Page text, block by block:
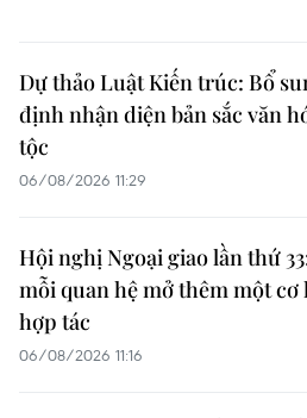
Dự thảo Luật Kiến trúc: Bổ
định nhận diện bản sắc văn
tộc
06/08/2026 11:29
Hội nghị Ngoại giao lần thứ
mỗi quan hệ mở thêm một cơ
hợp tác
06/08/2026 11:16